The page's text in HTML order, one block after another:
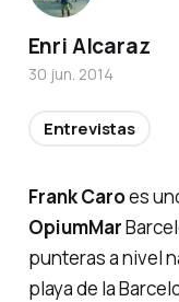
Frank Caroes
OpiumMar
punteras a nivel
playa de la
Enri Alcaraz
30 jun. 2014
Entrevistas